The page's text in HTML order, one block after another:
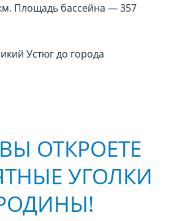
Площадь бассейна — 357
Устюг до города
ОТКРОЕТЕ
УГОЛКИ